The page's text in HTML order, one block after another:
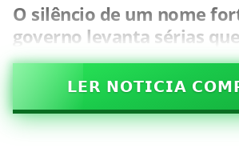
O silêncio de um nome
governo levanta sérias
𝗟𝗘𝗥 𝗡𝗢𝗧𝗜𝗖𝗜𝗔